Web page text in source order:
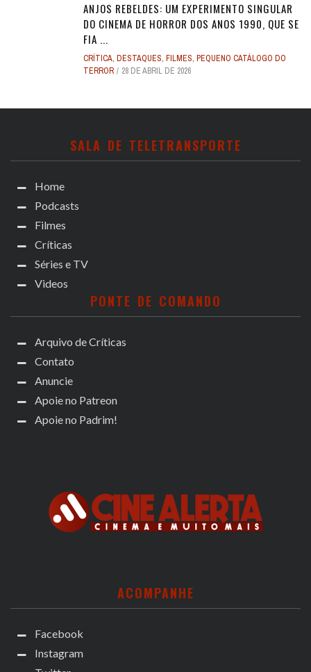
ANJOS REBELDES: UM EXPERIMENTO SINGULAR
DO CINEMA DE HORROR DOS ANOS 1990, QUE SE
FIA ...
CRÍTICA, DESTAQUES, FILMES, PEQUENO CATÁLOGO DO
TERROR
28 DE ABRIL DE 2026
SALA DE TELETRANSPORTE
Home
Podcasts
Filmes
Críticas
Séries e TV
Videos
PONTE DE COMANDO
Arquivo de Críticas
Contato
Anuncie
Apoie no Patreon
Apoie no Padrim!
ACOMPANHE
Facebook
Instagram